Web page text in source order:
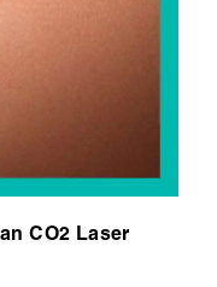
CO2 Laser